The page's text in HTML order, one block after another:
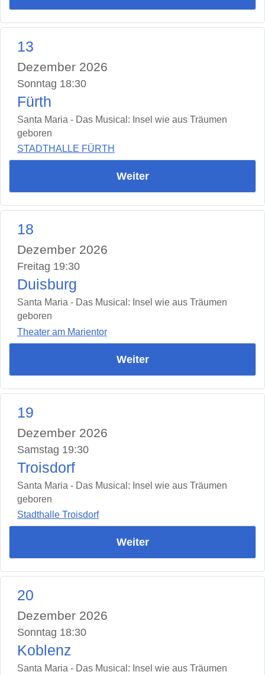
13
Dezember 2026
Sonntag 18:30
Fürth
Santa Maria - Das Musical: Insel wie aus Träumen
geboren
STADTHALLE FÜRTH
Weiter
18
Dezember 2026
Freitag 19:30
Duisburg
Santa Maria - Das Musical: Insel wie aus Träumen
geboren
Theater am Marientor
Weiter
19
Dezember 2026
Samstag 19:30
Troisdorf
Santa Maria - Das Musical: Insel wie aus Träumen
geboren
Stadthalle Troisdorf
Weiter
20
Dezember 2026
Sonntag 18:30
Koblenz
Santa Maria - Das Musical: Insel wie aus Träumen